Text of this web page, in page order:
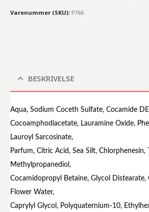
Varenummer (SKU): P766
BESKRIVELSE
Aqua, Sodium Coceth Sulfate, Cocamide
Cocoamphodiacetate, Lauramine Oxide,
Lauroyl Sarcosinate,
Parfum, Citric Acid, Sea Silt, Chlorphenesin,
Methylpropanediol,
Cocamidopropyl Betaine, Glycol Distearate,
Flower Water,
Caprylyl Glycol, Polyquaternium-10,